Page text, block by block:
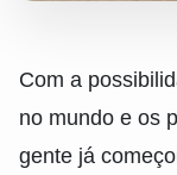
Com a
no mundo e os
gente já